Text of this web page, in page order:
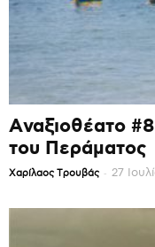
Αναξιοθέατο
του Περάματος
Χαρίλαος Τρουβάς - 27